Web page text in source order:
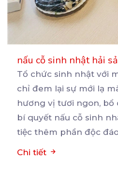
nấu cỗ sinh nhật hải
Tổ chức sinh nhật với
chỉ đem lại sự mới lạ
hương vị tươi ngon, bổ
bí quyết nấu cỗ sinh
tiệc thêm phần độc
Chi tiết